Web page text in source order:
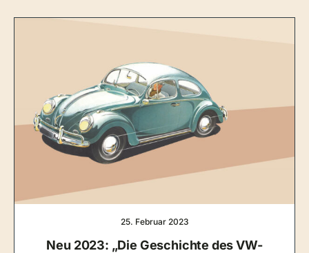
25. Februar 2023
Neu 2023: „Die Geschichte des VW-